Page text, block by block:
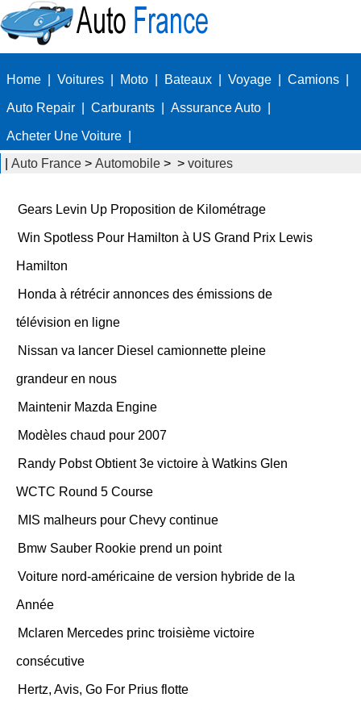
Home Voitures Moto Bateaux Voyage Camions
Auto Repair Carburants Assurance Auto
Acheter Une Voiture
Auto France > Automobile > > voitures
Gears Levin Up Proposition de Kilométrage
Win Spotless Pour Hamilton à US Grand Prix Lewis
Hamilton
Honda à rétrécir annonces des émissions de
télévision en ligne
Nissan va lancer Diesel camionnette pleine
grandeur en nous
Maintenir Mazda Engine
Modèles chaud pour 2007
Randy Pobst Obtient 3e victoire à Watkins Glen
WCTC Round 5 Course
MIS malheurs pour Chevy continue
Bmw Sauber Rookie prend un point
Voiture nord-américaine de version hybride de la
Année
Mclaren Mercedes princ troisième victoire
consécutive
Hertz, Avis, Go For Prius flotte